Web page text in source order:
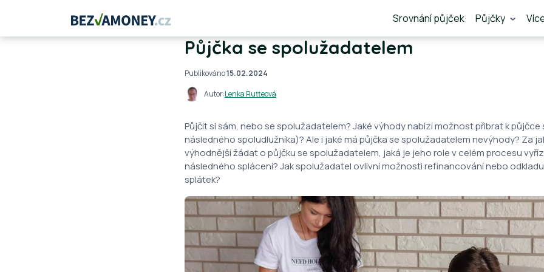
Srovnání půjček Půjčky
Půjčka se spolužadatelem
Publikováno15.02.2024
Autor:Lenka Rutteová
Půjčit si sám, nebo se spolužadatelem? Jaké výhody nabízí možnost přibrat k
následného spoludlužníka)? Ale i jaké má půjčka se spolužadatelem nevýhody? Za
výhodnější žádat o půjčku se spolužadatelem, jaká je jeho role v celém procesu
následného splácení? Jak spolužadatel ovlivní možnosti refinancování nebo
splátek?